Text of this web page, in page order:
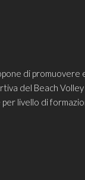
di
del Beach
livello di